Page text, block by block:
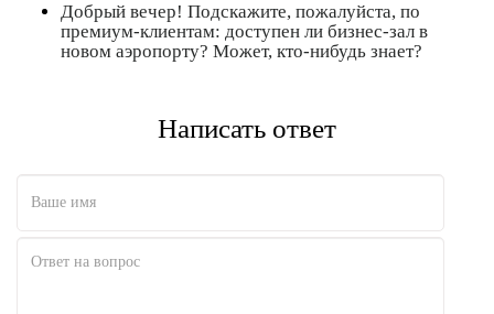
Полезно 12 Не очень 1
Добрый вечер! Подскажите, пожалуйста, по
премиум-клиентам: доступен ли бизнес-зал в
новом аэропорту? Может, кто-нибудь знает?
Написать ответ